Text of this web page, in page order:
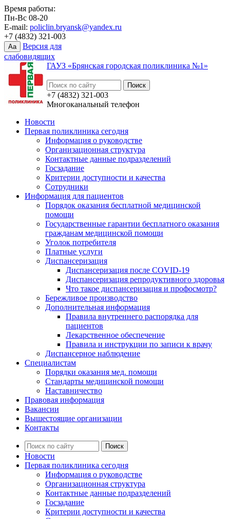
Время работы:
Пн-Вс 08-20
E-mail: policlin.bryansk@yandex.ru
+7 (4832) 321-003
Aa
Версия для
слабовидящих
ГАУЗ «Брянская городская поликлиника №1»
+7 (4832) 321-003
Многоканальный телефон
Новости
Первая поликлиника сегодня
Информация о руководстве
Организационная структура
Контактные данные подразделений
Госзадание
Критерии доступности и качества
Сотрудники
Информация для пациентов
Порядок оказания бесплатной медицинской
помощи
Государственные гарантии бесплатного оказания
гражданам медицинской помощи
Уголок потребителя
Платные услуги
Диспансеризация
Диспансеризация после COVID-19
Диспансеризация репродуктивного здоровья
Что такое диспансеризация и профосмотр?
Бережливое производство
Дополнительная информация
Правила внутреннего распорядка для
пациентов
Лекарственное обеспечение
Правила и инструкции по записи к врачу
Диспансерное наблюдение
Специалистам
Порядки оказания мед. помощи
Стандарты медицинской помощи
Наставничество
Правовая информация
Вакансии
Вышестоящие организации
Контакты
Новости
Первая поликлиника сегодня
Информация о руководстве
Организационная структура
Контактные данные подразделений
Госзадание
Критерии доступности и качества